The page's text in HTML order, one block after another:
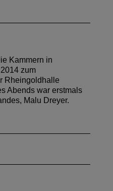
Kammern in
zum
Rheingoldhalle
Abends war erstmals
Malu Dreyer.